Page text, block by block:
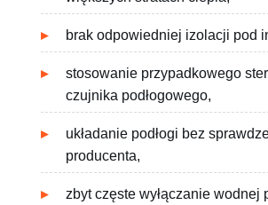
brak odpowiedniej izolacji pod
stosowanie przypadkowego
czujnika podłogowego,
układanie podłogi bez
producenta,
zbyt częste wyłączanie wodnej